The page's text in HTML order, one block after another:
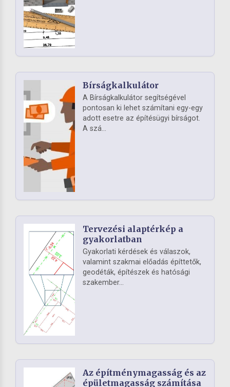
Bírságkalkulátor
A Bírságkalkulátor segítségével
pontosan ki lehet számítani egy-egy
adott esetre az építésügyi bírságot.
A szá...
Tervezési alaptérkép a
gyakorlatban
Gyakorlati kérdések és válaszok,
valamint szakmai előadás építtetők,
geodéták, építészek és hatósági
szakember...
Az építménymagasság és az
épületmagasság számítása